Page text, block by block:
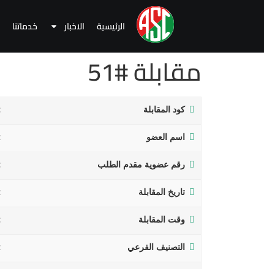
الرئيسية الاخبار خدماتنا
مقابلة #51
كود المقابلة
اسم العضو
رقم عضوية مقدم الطلب
تاريخ المقابلة
وقت المقابلة
التصنيف الفرعي